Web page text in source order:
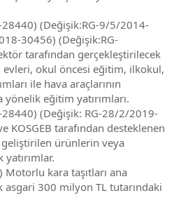
(Değişik:RG-9/5/2014-
30456) (Değişik:RG-
tarafından gerçekleştirilecek
evleri, okul öncesi eğitim, ilkokul,
ile hava araçlarının
yönelik eğitim yatırımları.
(Değişik: RG-28/2/2019-
KOSGEB tarafından desteklenen
ürünlerin veya
kara taşıtları ana
asgari 300 milyon TL tutarındaki